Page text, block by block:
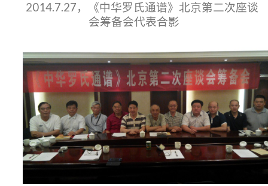
2014.7.27，《中华罗氏通谱》北京第二次座谈
会筹备会代表合影